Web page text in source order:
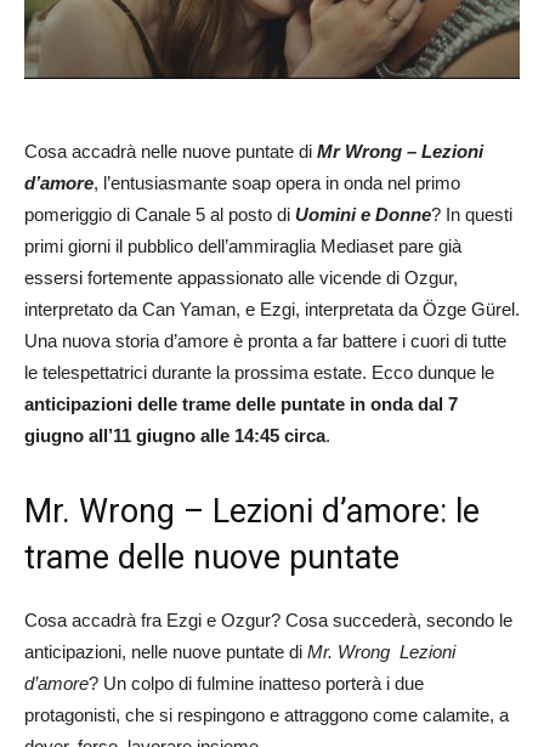
Cosa accadrà nelle nuove puntate di Mr Wrong – Lezioni
d’amore, l’entusiasmante soap opera in onda nel primo
pomeriggio di Canale 5 al posto di Uomini e Donne? In questi
primi giorni il pubblico dell’ammiraglia Mediaset pare già
essersi fortemente appassionato alle vicende di Ozgur,
interpretato da Can Yaman, e Ezgi, interpretata da Özge Gürel.
Una nuova storia d’amore è pronta a far battere i cuori di tutte
le telespettatrici durante la prossima estate. Ecco dunque le
anticipazioni delle trame delle puntate in onda dal 7
giugno all’11 giugno alle 14:45 circa.
Mr. Wrong – Lezioni d’amore: le
trame delle nuove puntate
Cosa accadrà fra Ezgi e Ozgur? Cosa succederà, secondo le
anticipazioni, nelle nuove puntate di Mr. Wrong Lezioni
d’amore? Un colpo di fulmine inatteso porterà i due
protagonisti, che si respingono e attraggono come calamite, a